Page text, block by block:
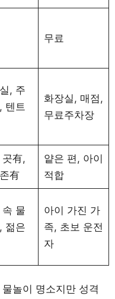
무료
, 주
텐트
화장실, 매점,
무료주차장
곳有,
有
얕은 편, 아이
적합
속 물
젊은
아이 가진 가
족, 초보 운전
자
놀이 명소지만 성격